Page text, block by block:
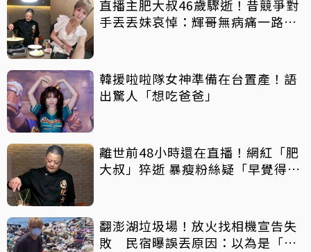
直播主肥大叔46歲驟逝！昔競爭對
手丟丟妹哀悼：輝哥無病痛一路好
韓援啦啦隊女神準備在台置產！語
出驚人「想吃爸爸」
離世前48小時還在直播！網紅「肥
大叔」猝逝 暴瘦粉絲疑「早覺得不
翻澎湖垃圾場！放火找相機宣告失
敗 民宿曝誤丟原因：以為是「按